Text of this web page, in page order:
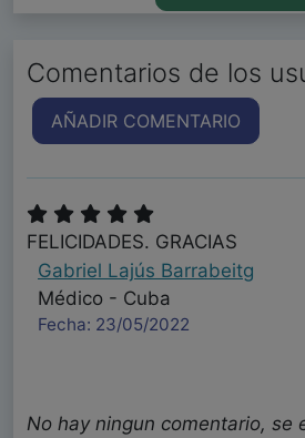
Comentarios de los
AÑADIR COMENTARIO
FELICIDADES. GRACIAS
Gabriel Lajús Barrabeitg
Médico - Cuba
Fecha: 23/05/2022
No hay ningun comentario, se